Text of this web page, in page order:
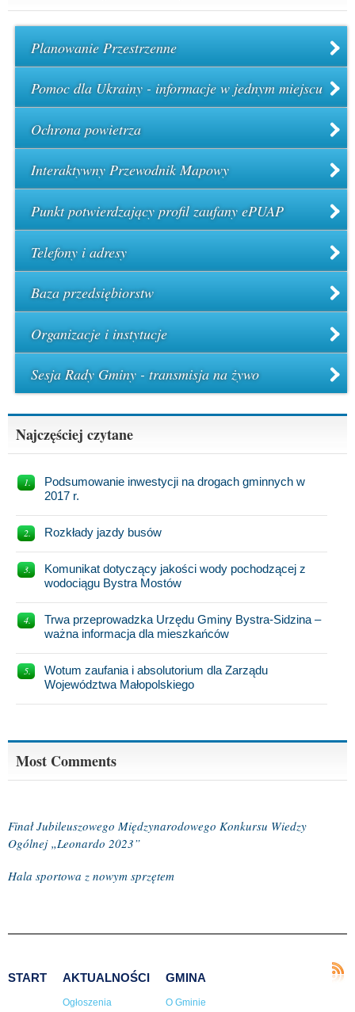
Planowanie Przestrzenne
Pomoc dla Ukrainy - informacje w jednym miejscu
Ochrona powietrza
Interaktywny Przewodnik Mapowy
Punkt potwierdzający profil zaufany ePUAP
Telefony i adresy
Baza przedsiębiorstw
Organizacje i instytucje
Sesja Rady Gminy - transmisja na żywo
Najczęściej czytane
Podsumowanie inwestycji na drogach gminnych w
2017 r.
Rozkłady jazdy busów
Komunikat dotyczący jakości wody pochodzącej z
wodociągu Bystra Mostów
Trwa przeprowadzka Urzędu Gminy Bystra-Sidzina –
ważna informacja dla mieszkańców
Wotum zaufania i absolutorium dla Zarządu
Województwa Małopolskiego
Most Comments
Finał Jubileuszowego Międzynarodowego Konkursu Wiedzy
Ogólnej „Leonardo 2023”
Hala sportowa z nowym sprzętem
START AKTUALNOŚCI
Ogłoszenia
GMINA
O Gminie